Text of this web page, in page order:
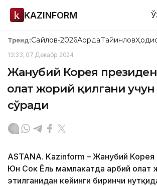
KAZINFORM
Тренд:Сайлов-2026АқордаТайинлов
13:33, 07 Декабр 2024
Жанубий Корея
ҳолат жорий қилгани учун
сўради
ASTANA. Kazinform – Жанубий Корея
Юн Сок Ёль мамлакатда ҳарбий ҳолат
этилганидан кейинги биринчи